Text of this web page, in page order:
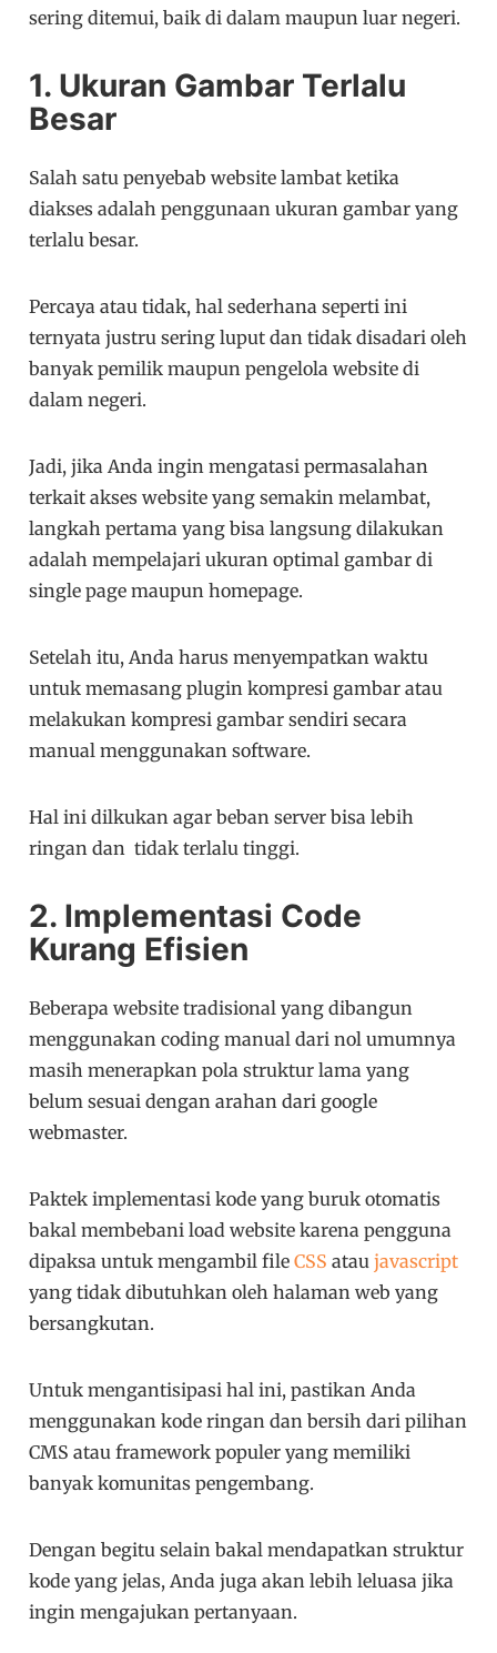
sering ditemui, baik di dalam maupun luar negeri.
1. Ukuran Gambar Terlalu
Besar
Salah satu penyebab website lambat ketika
diakses adalah penggunaan ukuran gambar yang
terlalu besar.
Percaya atau tidak, hal sederhana seperti ini
ternyata justru sering luput dan tidak disadari oleh
banyak pemilik maupun pengelola website di
dalam negeri.
Jadi, jika Anda ingin mengatasi permasalahan
terkait akses website yang semakin melambat,
langkah pertama yang bisa langsung dilakukan
adalah mempelajari ukuran optimal gambar di
single page maupun homepage.
Setelah itu, Anda harus menyempatkan waktu
untuk memasang plugin kompresi gambar atau
melakukan kompresi gambar sendiri secara
manual menggunakan software.
Hal ini dilkukan agar beban server bisa lebih
ringan dan tidak terlalu tinggi.
2. Implementasi Code
Kurang Efisien
Beberapa website tradisional yang dibangun
menggunakan coding manual dari nol umumnya
masih menerapkan pola struktur lama yang
belum sesuai dengan arahan dari google
webmaster.
Paktek implementasi kode yang buruk otomatis
bakal membebani load website karena pengguna
dipaksa untuk mengambil fileCSS ataujavascript
yang tidak dibutuhkan oleh halaman web yang
bersangkutan.
Untuk mengantisipasi hal ini, pastikan Anda
menggunakan kode ringan dan bersih dari pilihan
CMS atau framework populer yang memiliki
banyak komunitas pengembang.
Dengan begitu selain bakal mendapatkan struktur
kode yang jelas, Anda juga akan lebih leluasa jika
ingin mengajukan pertanyaan.